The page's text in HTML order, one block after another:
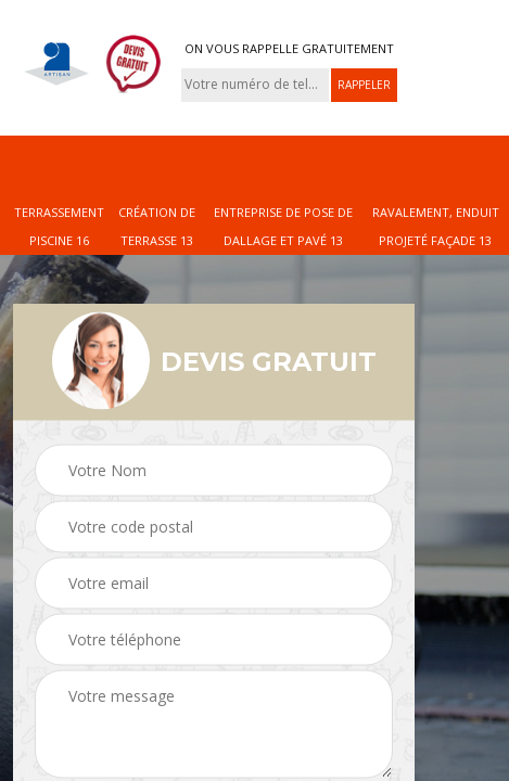
ON VOUS RAPPELLE GRATUITEMENT
TERRASSEMENT
PISCINE 16
CRÉATION DE
TERRASSE 13
ENTREPRISE DE POSE DE
DALLAGE ET PAVÉ 13
RAVALEMENT, ENDUIT
PROJETÉ FAÇADE 13
DEVIS GRATUIT